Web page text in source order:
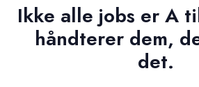
Ikke alle jobs er A
håndterer dem,
det.